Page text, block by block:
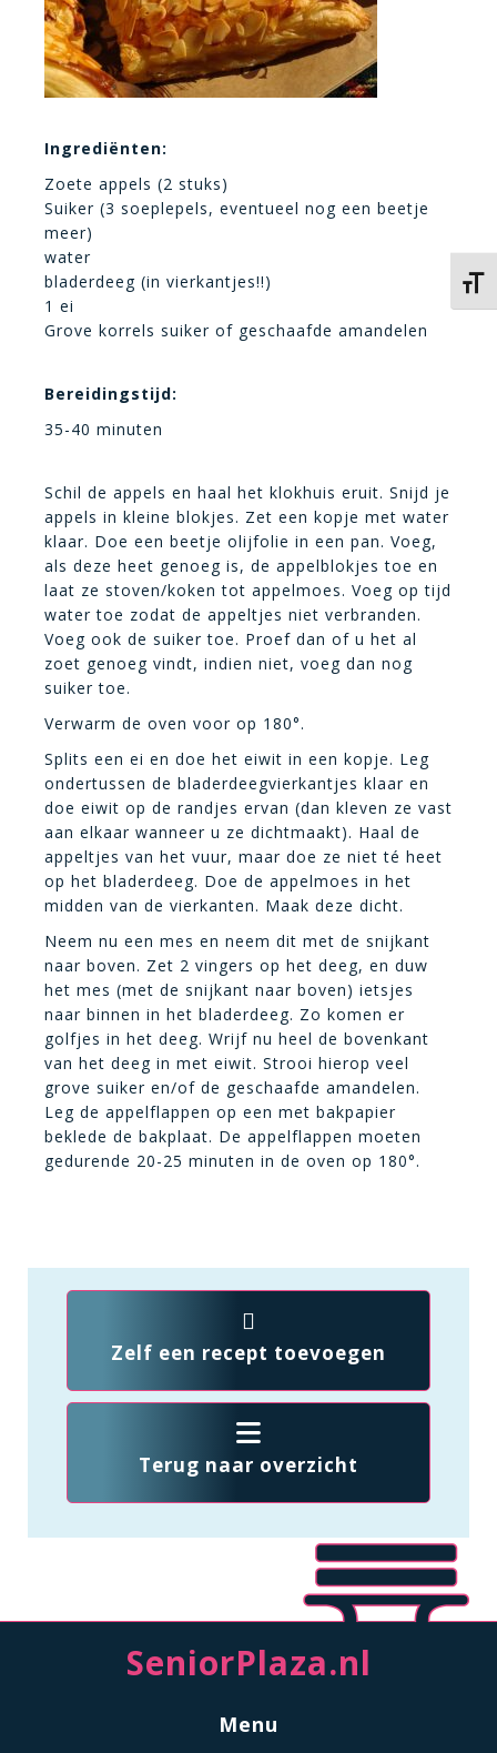
Ingrediënten:
Zoete appels (2 stuks)
Suiker (3 soeplepels, eventueel nog een beetje
meer)
water
bladerdeeg (in vierkantjes!!)
1 ei
Grove korrels suiker of geschaafde amandelen
Bereidingstijd:
35-40 minuten
Schil de appels en haal het klokhuis eruit. Snijd je
appels in kleine blokjes. Zet een kopje met water
klaar. Doe een beetje olijfolie in een pan. Voeg,
als deze heet genoeg is, de appelblokjes toe en
laat ze stoven/koken tot appelmoes. Voeg op tijd
water toe zodat de appeltjes niet verbranden.
Voeg ook de suiker toe. Proef dan of u het al
zoet genoeg vindt, indien niet, voeg dan nog
suiker toe.
Verwarm de oven voor op 180°.
Splits een ei en doe het eiwit in een kopje. Leg
ondertussen de bladerdeegvierkantjes klaar en
doe eiwit op de randjes ervan (dan kleven ze vast
aan elkaar wanneer u ze dichtmaakt). Haal de
appeltjes van het vuur, maar doe ze niet té heet
op het bladerdeeg. Doe de appelmoes in het
midden van de vierkanten. Maak deze dicht.
Neem nu een mes en neem dit met de snijkant
naar boven. Zet 2 vingers op het deeg, en duw
het mes (met de snijkant naar boven) ietsjes
naar binnen in het bladerdeeg. Zo komen er
golfjes in het deeg. Wrijf nu heel de bovenkant
van het deeg in met eiwit. Strooi hierop veel
grove suiker en/of de geschaafde amandelen.
Leg de appelflappen op een met bakpapier
beklede de bakplaat. De appelflappen moeten
gedurende 20-25 minuten in de oven op 180°.
Zelf een recept toevoegen
Terug naar overzicht
SeniorPlaza.nl
Menu